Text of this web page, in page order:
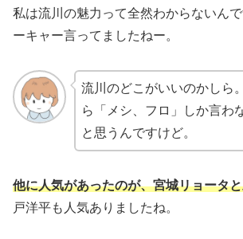
私は流川の魅力って全然わからないん
ーキャー言ってましたねー。
流川のどこがいいのかしら
ら「メシ、フロ」しか言わ
と思うんですけど。
他に人気があったのが、宮城リョータ
戸洋平も人気ありましたね。